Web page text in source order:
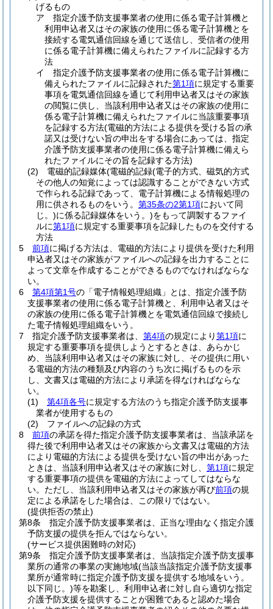
げるもの
ア
指定介護予防支援事業者の使用に係る電子計算機と
利用申込者又はその家族の使用に係る電子計算機とを
接続する電気通信回線を通じて送信し、受信者の使用
に係る電子計算機に備えられたファイルに記録する方
法
イ
指定介護予防支援事業者の使用に係る電子計算機に
備えられたファイルに記録された第1項に規定する重要
事項を電気通信回線を通じて利用申込者又はその家族
の閲覧に供し、当該利用申込者又はその家族の使用に
係る電子計算機に備えられたファイルに当該重要事項
を記録する方法(電磁的方法による提供を受ける旨の承
諾又は受けない旨の申出をする場合にあっては、指定
介護予防支援事業者の使用に係る電子計算機に備えら
れたファイルにその旨を記録する方法)
(2)
電磁的記録媒体(電磁的記録(電子的方式、磁気的方式
その他人の知覚によっては認識することができない方式
で作られる記録であって、電子計算機による情報処理の
用に供されるものをいう。 第35条の2第1項において同
じ。)に係る記録媒体をいう。)をもって調製するファイ
ルに第1項に規定する重要事項を記録したものを交付する
方法
5
前項に掲げる方法は、電磁的方法により提供を受けた利用
申込者又はその家族がファイルへの記録を出力することに
よって文章を作成することができるものでなければならな
い。
6
第4項第1号の「電子情報処理組織」とは、指定介護予防
支援事業者の使用に係る電子計算機と、利用申込者又はそ
の家族の使用に係る電子計算機とを電気通信回線で接続し
た電子情報処理組織をいう。
7
指定介護予防支援事業者は、 第4項の規定により第1項に
規定する重要事項を提供しようとするときは、あらかじ
め、当該利用申込者又はその家族に対し、その提供に用い
る電磁的方法の種類及び内容のうち次に掲げるものを示
し、文書又は電磁的方法により承諾を得なければならな
い。
(1)
第4項各号に規定する方法のうち指定介護予防支援事
業者が使用するもの
(2)
ファイルへの記録の方式
8
前項の承諾を得た指定介護予防支援事業者は、当該承諾を
得た後で利用申込者又はその家族から文書又は電磁的方法
により電磁的方法による提供を受けない旨の申出があった
ときは、当該利用申込者又はその家族に対し、 第1項に規定
する重要事項の提供を電磁的方法によってしてはならな
い。 ただし、当該利用申込者又はその家族が再び前項の規
定による承諾をした場合は、この限りではない。
(提供拒否の禁止)
第8条
指定介護予防支援事業者は、正当な理由なく指定介護
予防支援の提供を拒んではならない。
(サービス提供困難時の対応)
第9条
指定介護予防支援事業者は、当該指定介護予防支援事
業所の通常の事業の実施地域(当該当該指定介護予防支援事
業所が通常時に指定介護予防支援を提供する地域をいう。
以下同じ。)等を勘案し、利用申込者に対し自ら適切な指定
介護予防支援を提供することが困難であると認めた場合